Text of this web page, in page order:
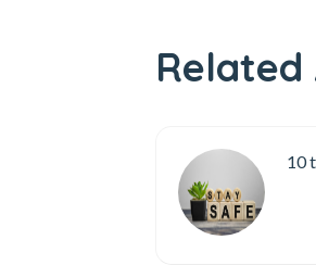
Related
10